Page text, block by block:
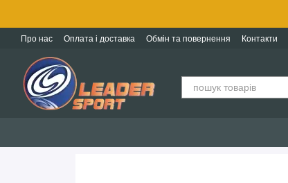
Про нас Оплата і доставка Обмін та повернення Контакти